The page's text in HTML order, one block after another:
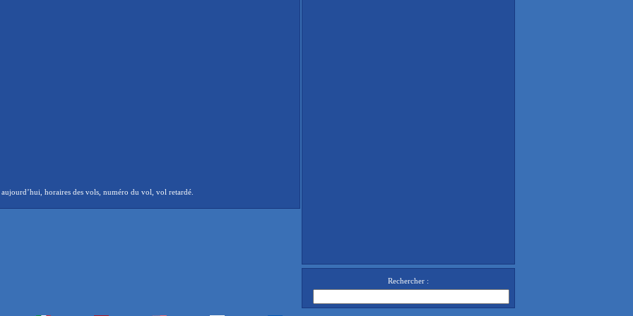
horaires des vols, numéro du vol, vol retardé.
Rechercher :